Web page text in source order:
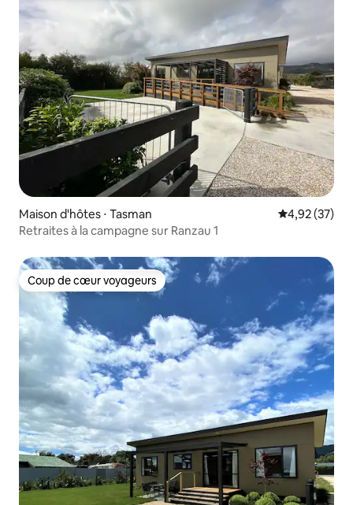
Maison d'hôtes ⋅ Tasman Évaluation
4,92 (37)
Retraites à la campagne sur Ranzau 1
Coup de cœur voyageurs
Coup de cœur voyageurs